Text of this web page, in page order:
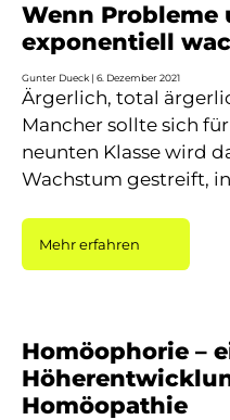
Wenn Probleme
exponentiell
Gunter Dueck 6. Dezember 2021
Ärgerlich, total
Mancher sollte sich
neunten Klasse wird
Wachstum gestreift,
Mehr erfahren
Homöophorie –
Homöopathie